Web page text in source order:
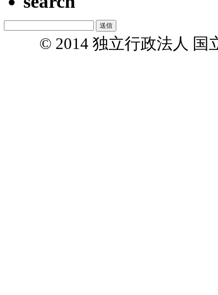
© 2014 独立行政法人 国